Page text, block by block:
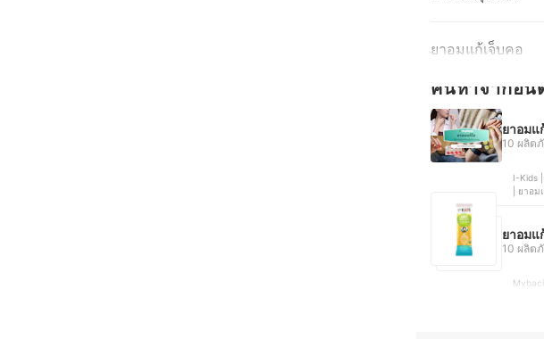
ยาอมแก้เจ็บคอ
ค้นหาจากอัน
ยาอมแ
10 ผลิต
I-Kids | ยาอ
| ยาอม
ยาอมแ
10 ผลิต
ลูกอม